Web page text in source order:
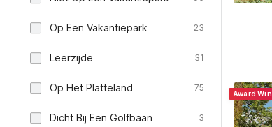
Op Een Vakantiepark 23
Leerzijde 31
Op Het Platteland 75
Dicht Bij Een Golfbaan 3
Award